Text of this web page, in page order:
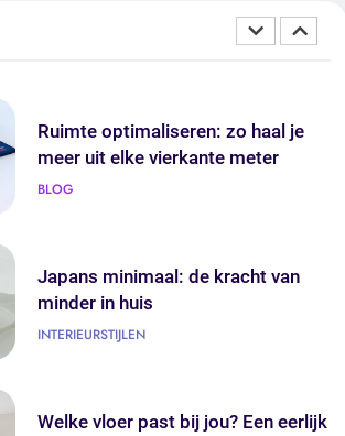
stijlen die je badkamer écht
Ruimte optimaliseren: zo haal je
meer uit elke vierkante meter
BLOG
Japans minimaal: de kracht van
minder in huis
INTERIEURSTIJLEN
Welke vloer past bij jou? Een eerlijk